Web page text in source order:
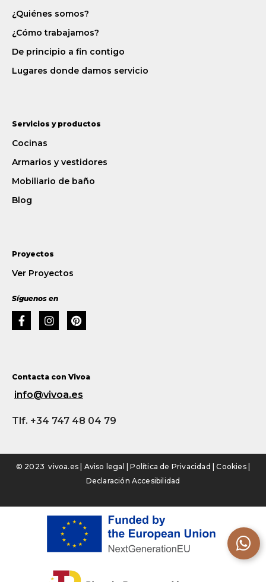
¿Quiénes somos?
¿Cómo trabajamos?
De principio a fin contigo
Lugares donde damos servicio
Servicios y productos
Cocinas
Armarios y vestidores
Mobiliario de baño
Blog
Proyectos
Ver Proyectos
Síguenos en
Contacta con Vivoa
info@vivoa.es
Tlf. +34 747 48 04 79
© 2023 vivoa.es | Aviso legal |Política de Privacidad |Cookies|
Declaración Accesibilidad